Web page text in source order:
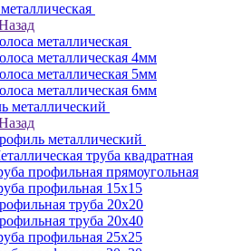
металлическая
металлическая 4мм
металлическая 5мм
металлическая 6мм
металлический
металлический
труба квадратная
профильная прямоугольная
профильная 15х15
труба 20х20
труба 20х40
профильная 25х25